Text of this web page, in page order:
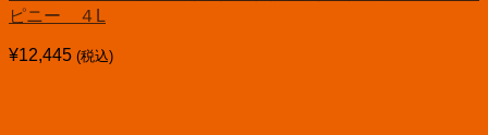
ピニー ４L
¥12,445 (税込)